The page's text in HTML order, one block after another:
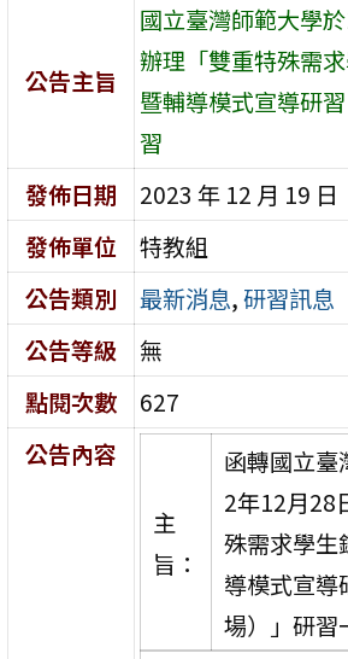
公告主旨
國立臺灣師範大學
辦理「雙重特殊需
暨輔導模式宣導研
習
發佈日期
2023 年 12 月 19 日
發佈單位
特教組
公告類別
最新消息,研習訊息
公告等級
無
點閱次數
627
公告內容
主
旨：
函轉國立臺
2年12月28
殊需求學生
導模式宣導
場）」研習